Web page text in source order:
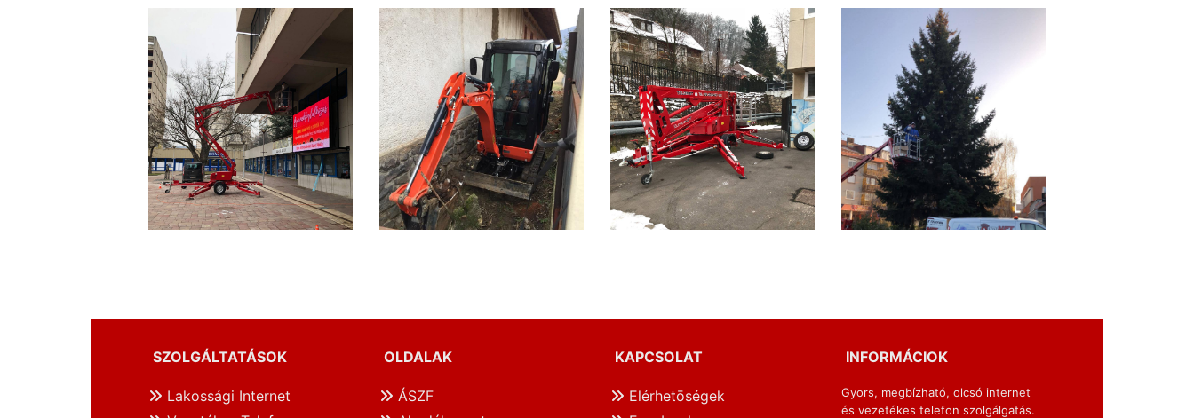
SZOLGÁLTATÁSOK
Lakossági Internet
OLDALAK
ÁSZF
KAPCSOLAT
Elérhetōségek
INFORMÁCIOK
Gyors, megbízható, olcsó internet
és vezetékes telefon szolgálgatás.